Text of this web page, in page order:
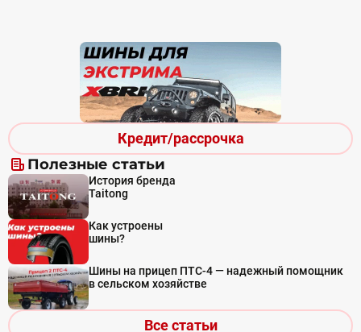
Кредит/рассрочка
Полезные статьи
История бренда
Taitong
Как устроены
шины?
Шины на прицеп ПТС-4 — надежный помощник
в сельском хозяйстве
Все статьи